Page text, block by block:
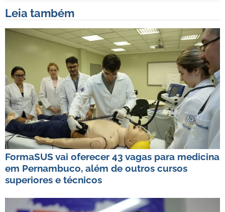
Leia também
FormaSUS vai oferecer 43 vagas para medicina
em Pernambuco, além de outros cursos
superiores e técnicos